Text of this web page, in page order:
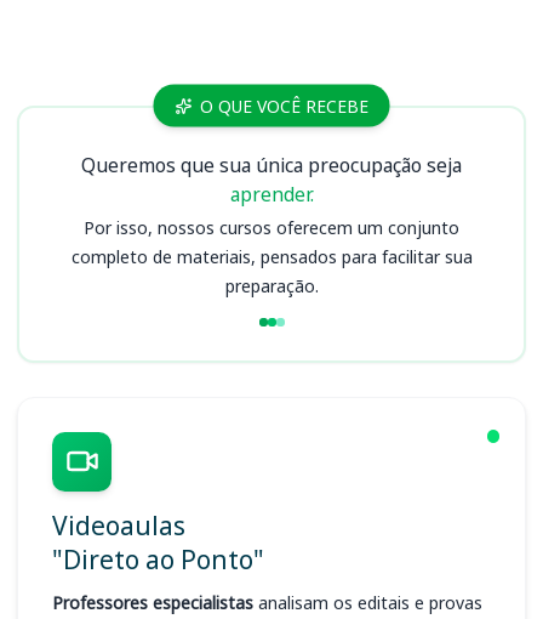
Cursos SAAEO QUE VOCÊ RECEBE
Queremos que sua única preocupação seja
aprender.
Por isso, nossos cursos oferecem um conjunto
completo de materiais, pensados para facilitar sua
preparação.
Videoaulas
"Direto ao Ponto"
Professores especialistas analisam os editais e provas